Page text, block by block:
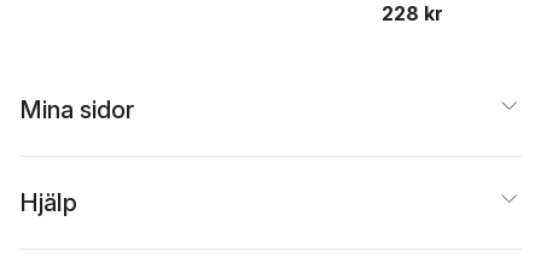
228 kr
Mina sidor
Hjälp